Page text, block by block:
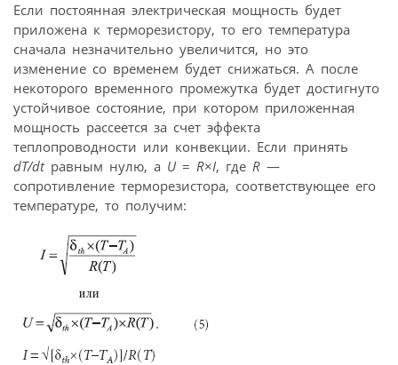
Если постоянная электрическая мощность будет
приложена к терморезистору, то его температура
сначала незначительно увеличится, но это
изменение со временем будет снижаться. А после
некоторого временного промежутка будет достигнуто
устойчивое состояние, при котором приложенная
мощность рассеется за счет эффекта
теплопроводности или конвекции. Если принять
dT/dtравным нулю, а U= R×I, где R —
сопротивление терморезистора, соответствующее его
температуре, то получим: